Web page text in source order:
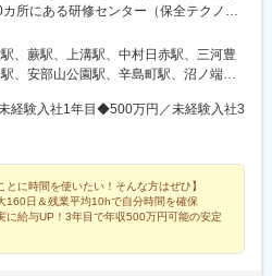
所にある研修センター（保全テクノセ
詳細は下記参照）。※勤務地は希望を考
ターン転職大歓迎！※各勤務先に、家具
り！※将来的に結婚等で転勤を希望され
青森、岩手、宮城、秋田、山形、福島◆
、埼玉、茨城、栃木、群馬◆北陸・甲
阪、京都、兵庫、滋賀、奈良、和歌山
、島根、山口◆四国／徳島、香川、愛
本、佐賀、長崎、大分、宮崎、鹿児島
台、北上、埼玉、関東、名古屋、豊
、熊本
、蕨駅、上溝駅、中村日赤駅、三河豊
、安部山公園駅、辛島町駅、沼ノ端
郡山富田駅、雀宮駅、倉賀野駅、つくば
那須野駅、小山駅、古河駅、高崎駅、
本駅、上田駅、国母駅、立川駅、天王
知立駅、浜松駅、三島駅、新豊橋駅、
日市駅、津駅、野町駅、守山駅、南富
県)、近江八幡駅、水無瀬駅、草津駅
南方駅、三宮・花時計前駅、山陽明石
経験入社1年目◆500万円／未経験入社3
とに時間を使いたい！そんな方はぜひ】
160日＆残業平均10hで自分時間を確保
に給与UP！3年目で年収500万円可能の安定